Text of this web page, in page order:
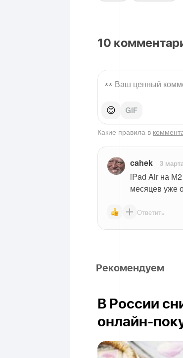
10
😊
Какие правила в
cahek 3
iPad Air на
месяцев уже
Ответить
Рекомендуем
В России
онлайн-